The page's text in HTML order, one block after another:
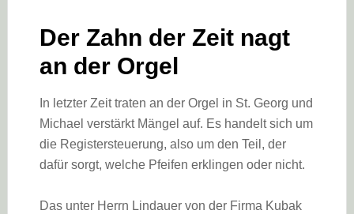
Der Zahn der Zeit nagt
an der Orgel
In letzter Zeit traten an der Orgel in St. Georg und
Michael verstärkt Mängel auf. Es handelt sich um
die Registersteuerung, also um den Teil, der
dafür sorgt, welche Pfeifen erklingen oder nicht.
Das unter Herrn Lindauer von der Firma Kubak